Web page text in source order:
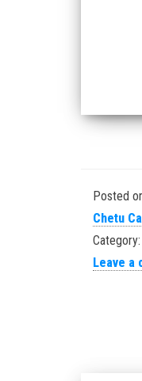
Posted
Chetu
Category:
Leave a